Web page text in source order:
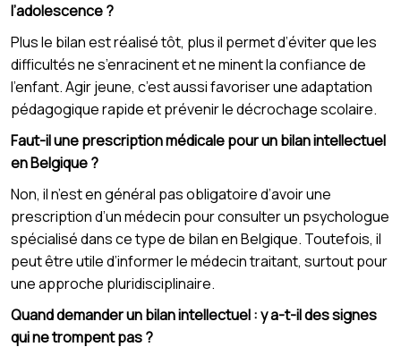
l’adolescence ?
Plus le bilan est réalisé tôt, plus il permet d’éviter que les
difficultés ne s’enracinent et ne minent la confiance de
l’enfant. Agir jeune, c’est aussi favoriser une adaptation
pédagogique rapide et prévenir le décrochage scolaire.
Faut-il une prescription médicale pour un bilan intellectuel
en Belgique ?
Non, il n’est en général pas obligatoire d’avoir une
prescription d’un médecin pour consulter un psychologue
spécialisé dans ce type de bilan en Belgique. Toutefois, il
peut être utile d’informer le médecin traitant, surtout pour
une approche pluridisciplinaire.
Quand demander un bilan intellectuel : y a-t-il des signes
qui ne trompent pas ?